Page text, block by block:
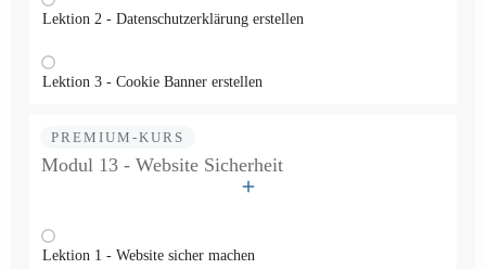
Lektion 2 - Datenschutzerklärung erstellen
Lektion 3 - Cookie Banner erstellen
PREMIUM-KURS
Modul 13 - Website Sicherheit
Lektion 1 - Website sicher machen